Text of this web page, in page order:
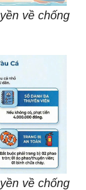
về chống
về chống